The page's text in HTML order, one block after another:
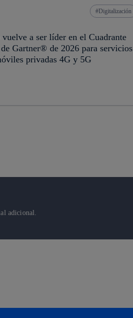
Digitalización
a ser líder en el Cuadrante
Gartner® de 2026 para servicios
privadas 4G y 5G
adicional.